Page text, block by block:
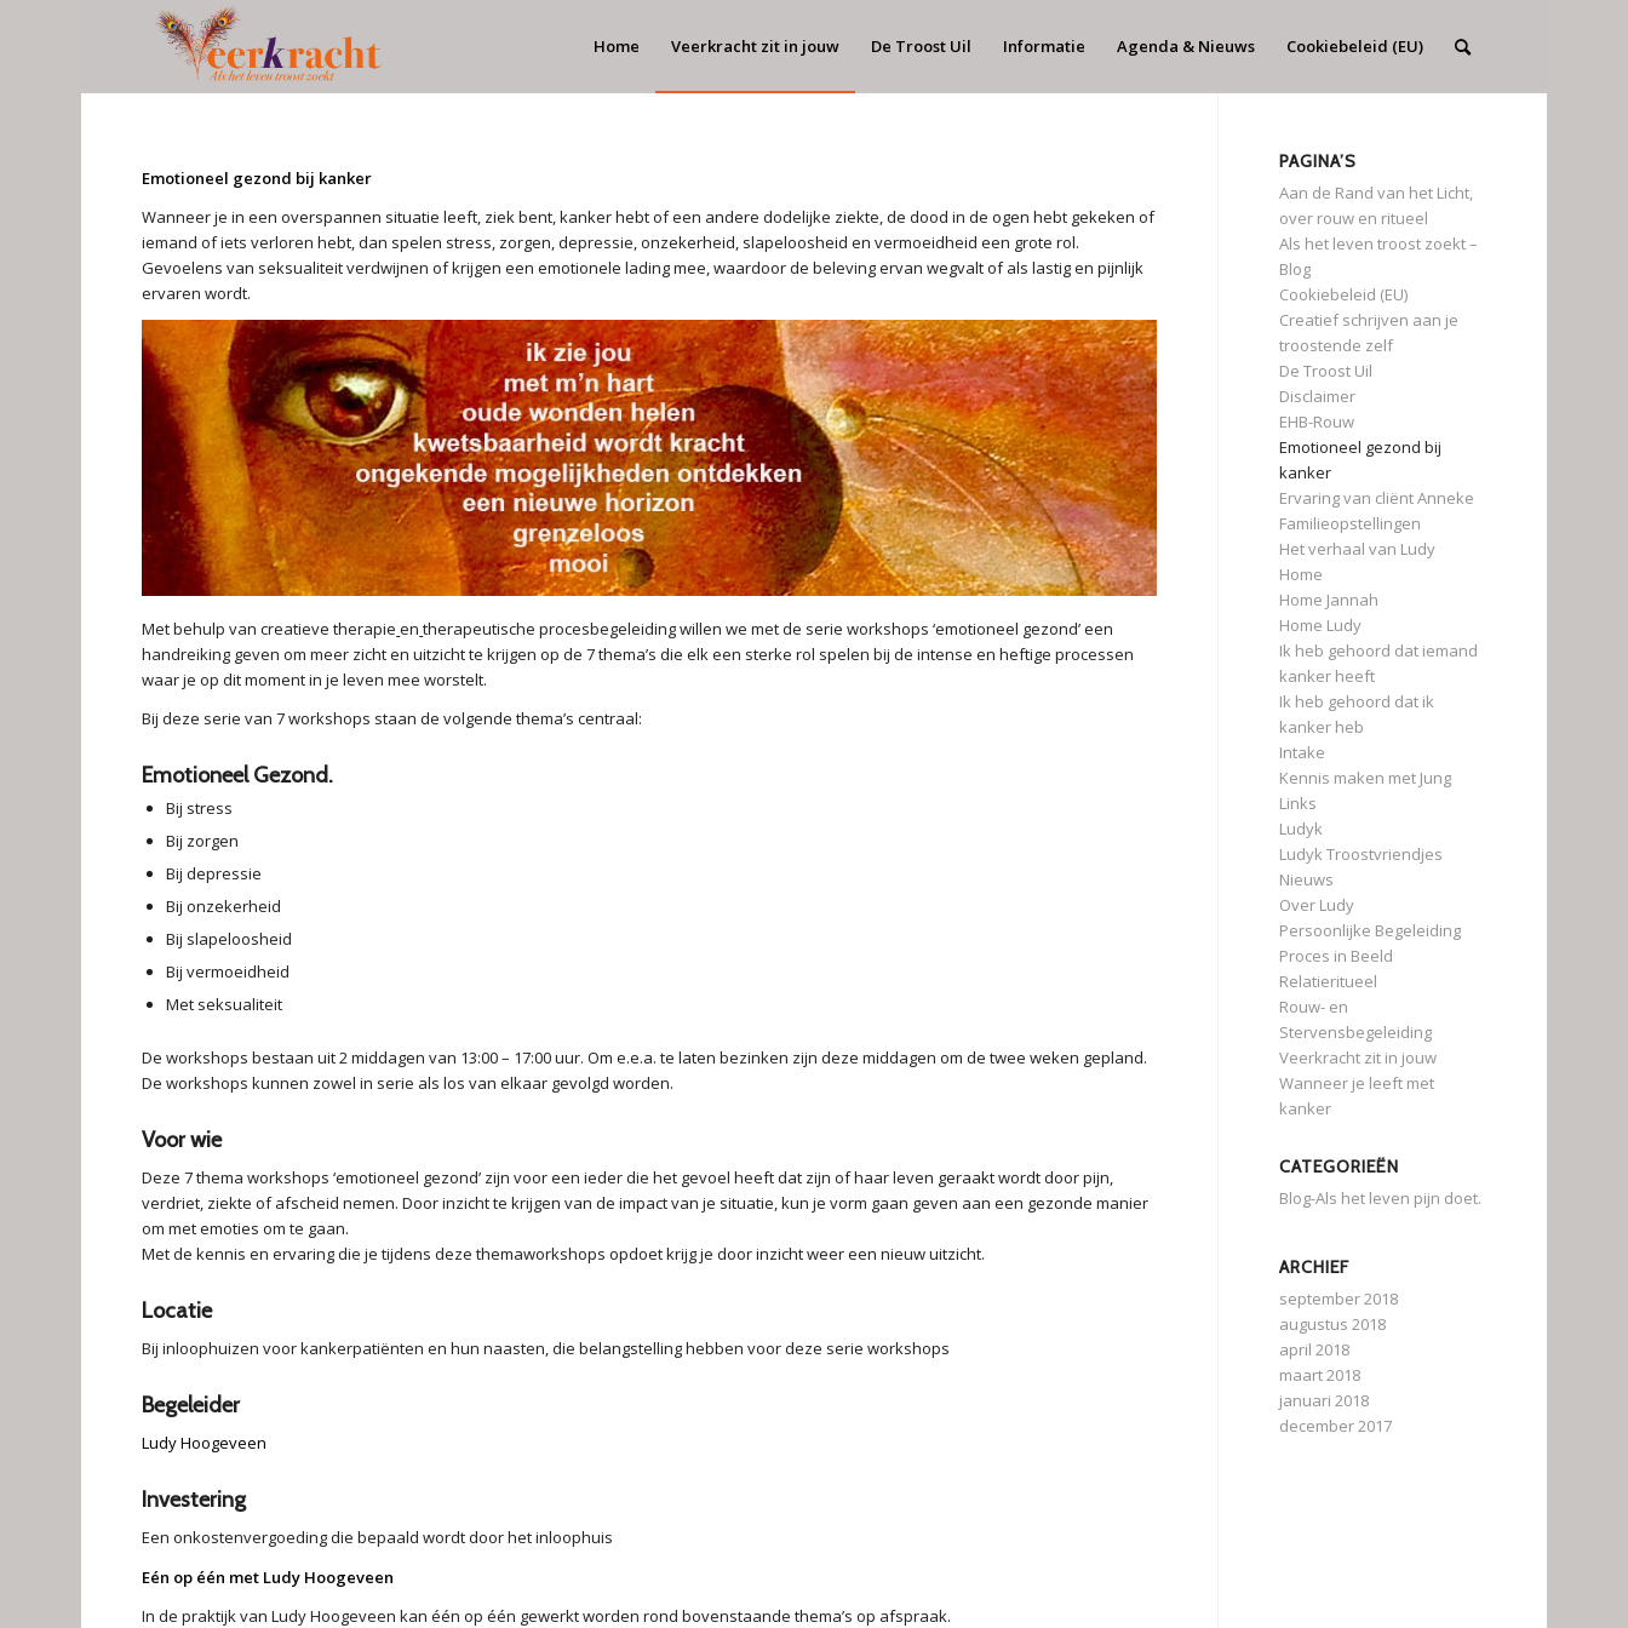
Home Veerkracht zit in jouw De Troost Uil Informatie Agenda & Nieuws Cookiebeleid (EU)
Emotioneel gezond bij kanker
Wanneer je in een overspannen situatie leeft, ziek bent, kanker hebt of een andere dodelijke ziekte, de dood in de ogen hebt gekeken of
iemand of iets verloren hebt, dan spelen stress, zorgen, depressie, onzekerheid, slapeloosheid en vermoeidheid een grote rol.
Gevoelens van seksualiteit verdwijnen of krijgen een emotionele lading mee, waardoor de beleving ervan wegvalt of als lastig en pijnlijk
ervaren wordt.
Met behulp van creatieve therapie en therapeutische procesbegeleiding willen we met de serie workshops ‘emotioneel gezond’ een
handreiking geven om meer zicht en uitzicht te krijgen op de 7 thema’s die elk een sterke rol spelen bij de intense en heftige processen
waar je op dit moment in je leven mee worstelt.
Bij deze serie van 7 workshops staan de volgende thema’s centraal:
Emotioneel Gezond.
Bij stress
Bij zorgen
Bij depressie
Bij onzekerheid
Bij slapeloosheid
Bij vermoeidheid
Met seksualiteit
De workshops bestaan uit 2 middagen van 13:00 – 17:00 uur. Om e.e.a. te laten bezinken zijn deze middagen om de twee weken gepland.
De workshops kunnen zowel in serie als los van elkaar gevolgd worden.
Voor wie
Deze 7 thema workshops ‘emotioneel gezond’ zijn voor een ieder die het gevoel heeft dat zijn of haar leven geraakt wordt door pijn,
verdriet, ziekte of afscheid nemen. Door inzicht te krijgen van de impact van je situatie, kun je vorm gaan geven aan een gezonde manier
om met emoties om te gaan.
Met de kennis en ervaring die je tijdens deze themaworkshops opdoet krijg je door inzicht weer een nieuw uitzicht.
Locatie
Bij inloophuizen voor kankerpatiënten en hun naasten, die belangstelling hebben voor deze serie workshops
Begeleider
Ludy Hoogeveen
Investering
Een onkostenvergoeding die bepaald wordt door het inloophuis
Eén op één met Ludy Hoogeveen
In de praktijk van Ludy Hoogeveen kan één op één gewerkt worden rond bovenstaande thema’s op afspraak.
PAGINA’S
Aan de Rand van het Licht,
over rouw en ritueel
Als het leven troost zoekt –
Blog
Cookiebeleid (EU)
Creatief schrijven aan je
troostende zelf
De Troost Uil
Disclaimer
EHB-Rouw
Emotioneel gezond bij
kanker
Ervaring van cliënt Anneke
Familieopstellingen
Het verhaal van Ludy
Home
Home Jannah
Home Ludy
Ik heb gehoord dat iemand
kanker heeft
Ik heb gehoord dat ik
kanker heb
Intake
Kennis maken met Jung
Links
Ludyk
Ludyk Troostvriendjes
Nieuws
Over Ludy
Persoonlijke Begeleiding
Proces in Beeld
Relatieritueel
Rouw- en
Stervensbegeleiding
Veerkracht zit in jouw
Wanneer je leeft met
kanker
CATEGORIEËN
Blog-Als het leven pijn doet.
ARCHIEF
september 2018
augustus 2018
april 2018
maart 2018
januari 2018
december 2017